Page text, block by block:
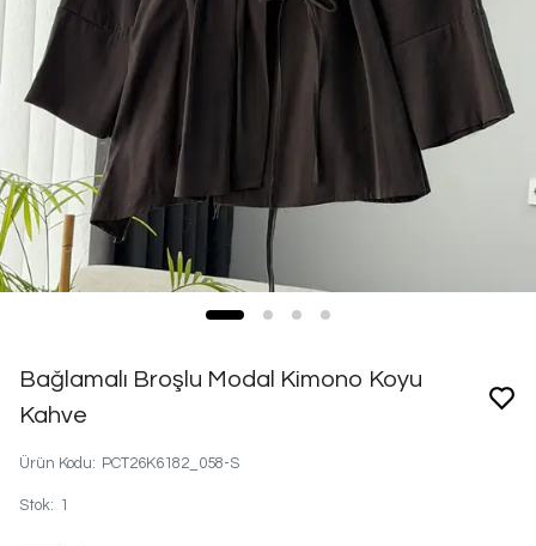
Bağlamalı Broşlu Modal Kimono Koyu
Kahve
Ürün Kodu: PCT26K6182_058-S
Stok: 1